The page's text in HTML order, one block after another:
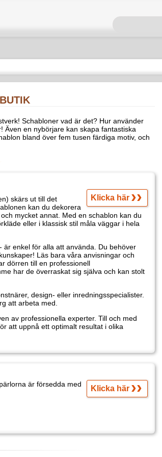
vad är det? Hur använder man dessa? Med
fantastiska resultat.Här kan du enkeltbeställa hem
storleken på bilden du vill ha.
Klicka här
ut till det mönster eller den text
helst: möbler, väggar, tak,
till exempel rita ett litet mönster på ett
för alla att använda. Du behöver inte
några som helst specialkunskaper! Läs bara
öppnar dörren till en professionell
experter. Till och med inredningsspecialister